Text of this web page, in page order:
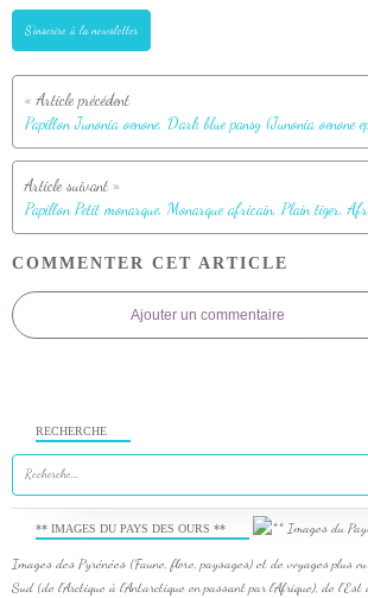
S'inscrire à la newsletter
COMMENTER CET ARTICLE
Ajouter un commentaire
RECHERCHE
** IMAGES DU PAYS DES OURS **
Images des Pyrénées (Faune, flore, paysages) et de voyages plus
Sud (de l'Arctique à l'Antarctique en passant par l'Afrique), de l'Est